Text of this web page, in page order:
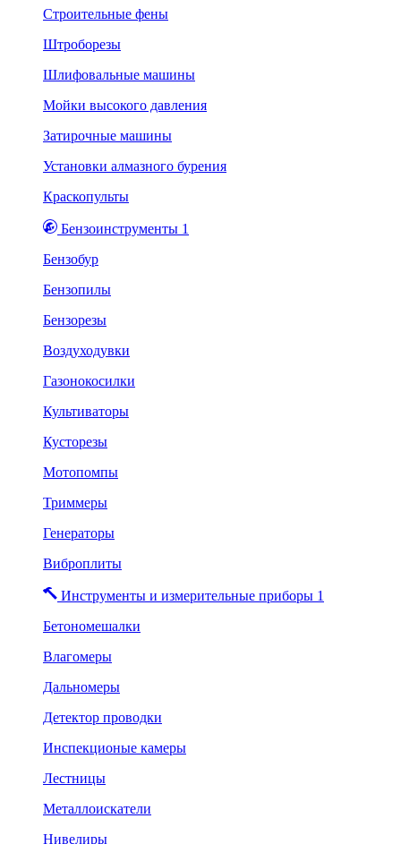
Строительные фены
Штроборезы
Шлифовальные машины
Мойки высокого давления
Затирочные машины
Установки алмазного бурения
Краскопульты
Бензоинструменты 1
Бензобур
Бензопилы
Бензорезы
Воздуходувки
Газонокосилки
Культиваторы
Кусторезы
Мотопомпы
Триммеры
Генераторы
Виброплиты
Инструменты и измерительные приборы 1
Бетономешалки
Влагомеры
Дальномеры
Детектор проводки
Инспекционые камеры
Лестницы
Металлоискатели
Нивелиры